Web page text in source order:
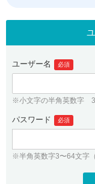
.jpドメインオークション
gTLDオークション
.jpドメインバックオーダー
プレミアムドメイン
人気ドメインの種類
WHOIS検索
紹介制度
バリュードメインAPI
ドメイン・ホスティング
従来の
ユーザー名 必須
※小文字の半角英数字
パスワード 必須
※半角英数字3〜64文字